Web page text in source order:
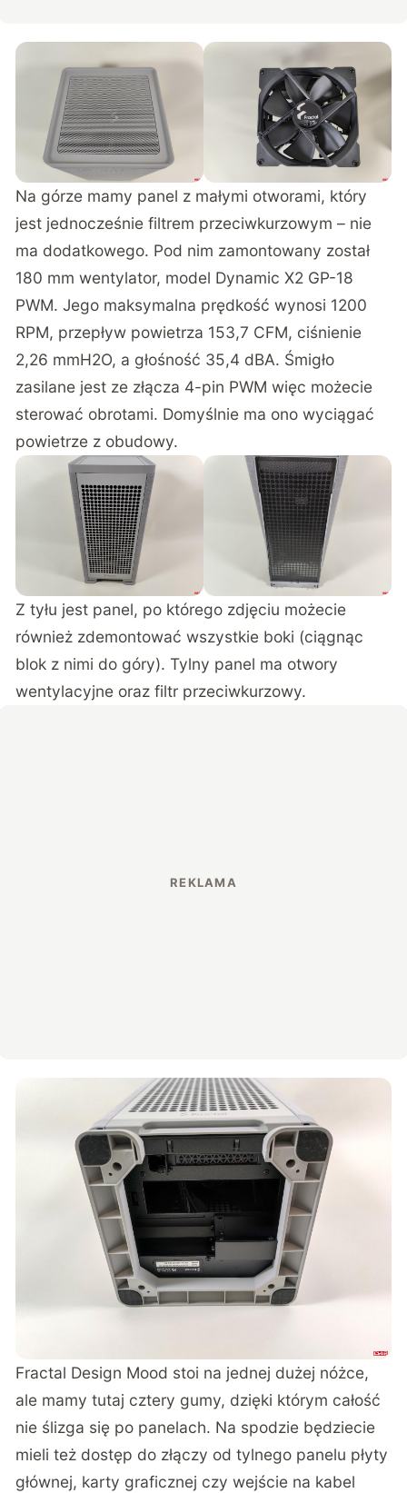
Na górze mamy panel z małymi otworami, który
jest jednocześnie filtrem przeciwkurzowym – nie
ma dodatkowego. Pod nim zamontowany został
180 mm wentylator, model Dynamic X2 GP-18
PWM. Jego maksymalna prędkość wynosi 1200
RPM, przepływ powietrza 153,7 CFM, ciśnienie
2,26 mmH2O, a głośność 35,4 dBA. Śmigło
zasilane jest ze złącza 4-pin PWM więc możecie
sterować obrotami. Domyślnie ma ono wyciągać
powietrze z obudowy.
Z tyłu jest panel, po którego zdjęciu możecie
również zdemontować wszystkie boki (ciągnąc
blok z nimi do góry). Tylny panel ma otwory
wentylacyjne oraz filtr przeciwkurzowy.
Fractal Design Mood stoi na jednej dużej nóżce,
ale mamy tutaj cztery gumy, dzięki którym całość
nie ślizga się po panelach. Na spodzie będziecie
mieli też dostęp do złączy od tylnego panelu płyty
głównej, karty graficznej czy wejście na kabel